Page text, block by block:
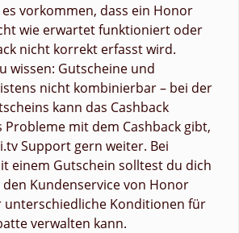
vorkommen, dass ein Honor
wie erwartet funktioniert oder
nicht korrekt erfasst wird.
wissen: Gutscheine und
nicht kombinierbar – bei der
kann das Cashback
Probleme mit dem Cashback gibt,
Support gern weiter. Bei
einem Gutschein solltest du dich
Kundenservice von Honor
unterschiedliche Konditionen für
verwalten kann.